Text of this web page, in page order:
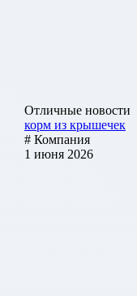
Отличные новости
корм из крышечек
# Компания
1 июня 2026